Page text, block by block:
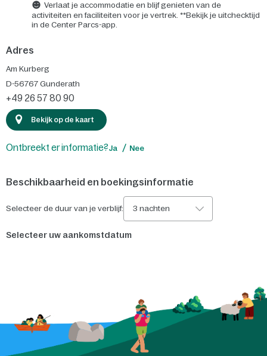
Verlaat je accommodatie en blijf genieten van de
activiteiten en faciliteiten voor je vertrek. **Bekijk je uitchecktijd
in de Center Parcs-app.
Adres
Am Kurberg
D-56767 Gunderath
+49 26 57 80 90
Bekijk op de kaart
Ontbreekt er informatie?Ja Nee
Beschikbaarheid en boekingsinformatie
Selecteer de duur van je verblijf: 3 nachten
Selecteer uw aankomstdatum